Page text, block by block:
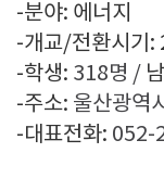
-분야: 에너지
-개교/전환시기:
-학생: 318명 /
-주소: 울산광역
-대표전화: 052-